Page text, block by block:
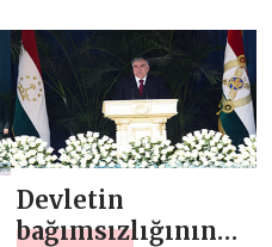
kuvvetlerine
teslim töreni
Devletin
bağımsızlığının